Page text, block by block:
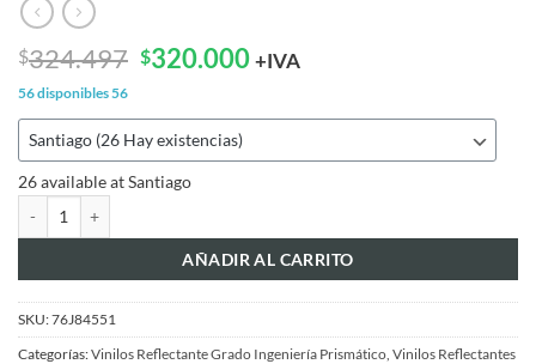
$324.497 El
era:
$324.497.
$320.000El
$320.000.
+IVA
56 disponibles56
26 available at Santiago
AÑADIR AL CARRITO
SKU:76J84551
Categorías:Vinilos Reflectante Grado Ingeniería Prismático Vinilos Reflectantes